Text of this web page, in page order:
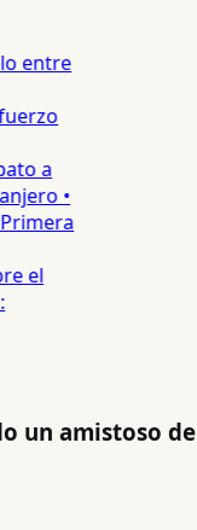
entre
a
•
el
un amistoso de